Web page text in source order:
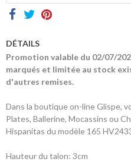
DÉTAILS
Promotion valable du 02/07/
marqués et limitée au stock
d'autres remises.
Dans la boutique on-line Glispe,
Plates, Ballerine, Mocassins ou
Hispanitas du modèle 165
Hauteur du talon: 3cm